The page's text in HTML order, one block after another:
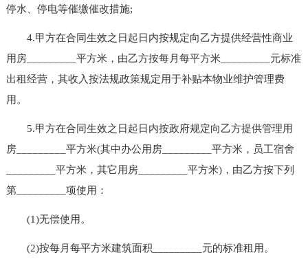
停水、停电等催缴催改措施;
4.甲方在合同生效之日起日内按规定向乙方提供经营性商业
用房_________平方米，由乙方按每月每平方米_________元标准
出租经营，其收入按法规政策规定用于补贴本物业维护管理费
用。
5.甲方在合同生效之日起日内按政府规定向乙方提供管理用
房_________平方米(其中办公用房_________平方米，员工宿舍
_________平方米，其它用房_________平方米)，由乙方按下列
第_________项使用：
(1)无偿使用。
(2)按每月每平方米建筑面积_________元的标准租用。